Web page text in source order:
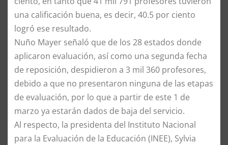
una calificación buena, es decir, 40.5 por ciento
logró ese resultado.
Nuño Mayer señaló que de los 28 estados donde
aplicaron evaluación, así como una segunda fecha
de reposición, despidieron a 3 mil 360 profesores,
debido a que no presentaron ninguna de las etapas
de evaluación, por lo que a partir de este 1 de
marzo ya estarán dados de baja del servicio.
Al respecto, la presidenta del Instituto Nacional
para la Evaluación de la Educación (INEE), Sylvia